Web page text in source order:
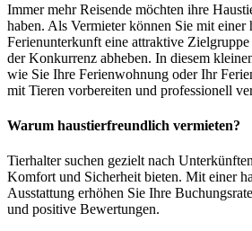
Immer mehr Reisende möchten ihre
haben. Als Vermieter können Sie mit einer
Ferienunterkunft eine attraktive
der Konkurrenz abheben. In diesem
wie Sie Ihre Ferienwohnung oder Ihr
mit Tieren vorbereiten und professionell
Warum haustierfreundlich vermieten?
Tierhalter suchen gezielt nach
Komfort und Sicherheit bieten. Mit einer
Ausstattung erhöhen Sie Ihre
und positive Bewertungen.